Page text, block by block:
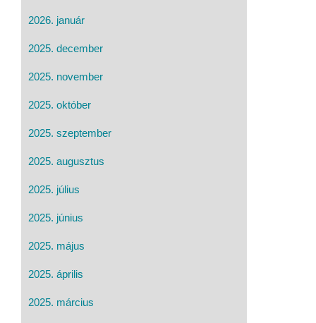
2026. január
2025. december
2025. november
2025. október
2025. szeptember
2025. augusztus
2025. július
2025. június
2025. május
2025. április
2025. március